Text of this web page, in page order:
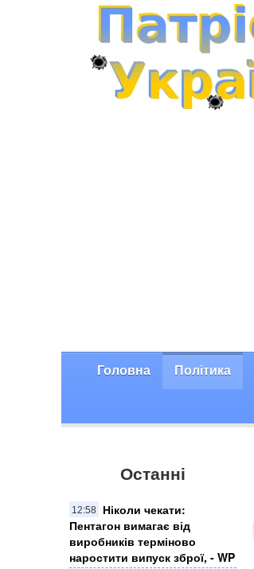
Головна Політика
Останні
12:58
Ніколи чекати:
Пентагон вимагає від
виробників терміново
наростити випуск зброї, - WP